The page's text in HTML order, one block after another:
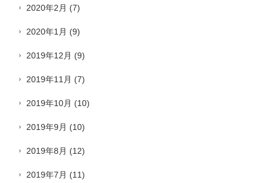
2020年2月 (7)
2020年1月 (9)
2019年12月 (9)
2019年11月 (7)
2019年10月 (10)
2019年9月 (10)
2019年8月 (12)
2019年7月 (11)